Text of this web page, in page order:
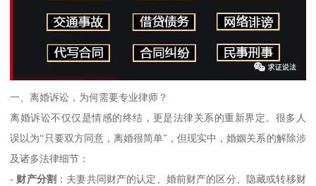
一、离婚诉讼，为何需要专业律师？
离婚诉讼不仅仅是情感的终结，更是法律关系的重新界定。很多人
误以为“只要双方同意，离婚很简单”，但现实中，婚姻关系的解除涉
及诸多法律细节：
- 财产分割 ：夫妻共同财产的认定、婚前财产的区分、隐藏或转移财